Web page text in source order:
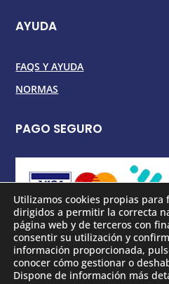
AYUDA
FAQS Y AYUDA
NORMAS
PAGO SEGURO
Copyright © 2026 La
Utilizamos cookies propias para
dirigidos a permitir la correcta
página web y de terceros con
consentir su utilización y
información proporcionada,
conocer cómo gestionar o
Dispone de información más